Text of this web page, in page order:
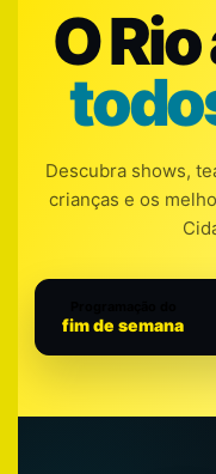
O
Descubra shows,
crianças e os
fim de semana